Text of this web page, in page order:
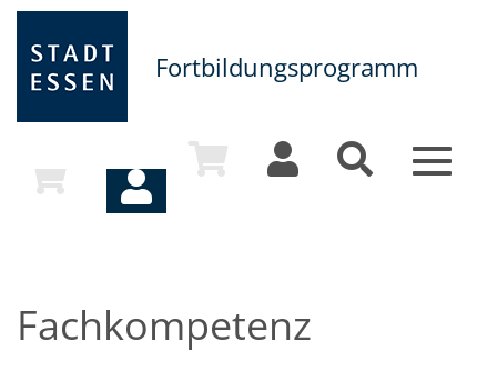
Fortbildungsprogramm
Toggle
Fachkompetenz